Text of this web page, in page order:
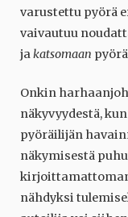
varustettu pyörä
vaivautuu
jakatsomaan
Onkin
näkyvyydestä,
pyöräilijän
näkymisestä
nähdyksi